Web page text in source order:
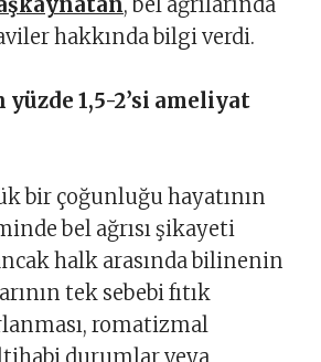
hakkında bilgi verdi.
yüzde 1,5-2’si ameliyat
bir çoğunluğu hayatının
bel ağrısı şikayeti
halk arasında bilinenin
tek sebebi fıtık
romatizmal
durumlar veya